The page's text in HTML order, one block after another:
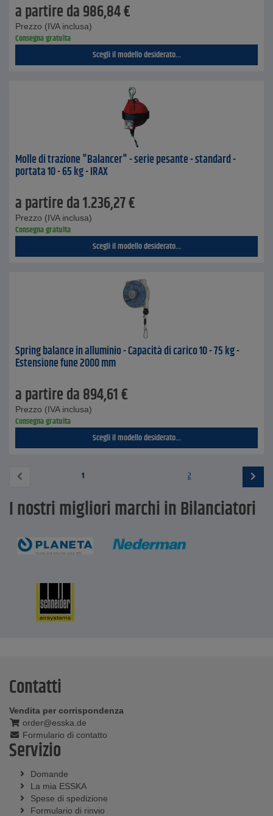
a partire da986,84€
Prezzo (IVA inclusa)
Consegna gratuita
Scegli il modello desiderato...
Molle di trazione "Balancer" - serie pesante - standard -
portata 10 - 65 kg - IRAX
a partire da1.236,27€
Prezzo (IVA inclusa)
Consegna gratuita
Scegli il modello desiderato...
Spring balance in alluminio - Capacità di carico 10 - 75 kg -
Estensione fune 2000 mm
a partire da894,61€
Prezzo (IVA inclusa)
Consegna gratuita
Scegli il modello desiderato...
1 2
I nostri migliori marchi in Bilanciatori
Contatti
Vendita per corrispondenza
order@esska.de
Formulario di contatto
Servizio
Domande
La mia ESSKA
Spese di spedizione
Formulario di rinvio